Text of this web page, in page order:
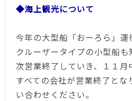
◆海上観光について
今年の大型船「おーろら」運
クルーザータイプの小型船
次営業終了していき、１１月
すべての会社が営業終了とな
い合わせください。